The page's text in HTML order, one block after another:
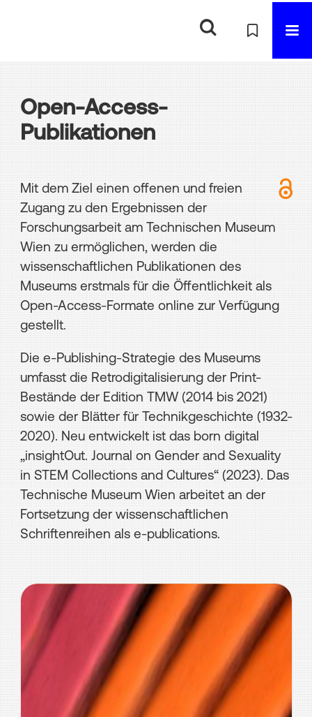
Open-Access-
Publikationen
Mit dem Ziel einen offenen und freien
Zugang zu den Ergebnissen der
Forschungsarbeit am Technischen Museum
Wien zu ermöglichen, werden die
wissenschaftlichen Publikationen des
Museums erstmals für die Öffentlichkeit als
Open-Access-Formate online zur Verfügung
gestellt.
Die e-Publishing-Strategie des Museums
umfasst die Retrodigitalisierung der Print-
Bestände der Edition TMW (2014 bis 2021)
sowie der Blätter für Technikgeschichte (1932-
2020). Neu entwickelt ist das born digital
„insightOut. Journal on Gender and Sexuality
in STEM Collections and Cultures“ (2023). Das
Technische Museum Wien arbeitet an der
Fortsetzung der wissenschaftlichen
Schriftenreihen als e-publications.